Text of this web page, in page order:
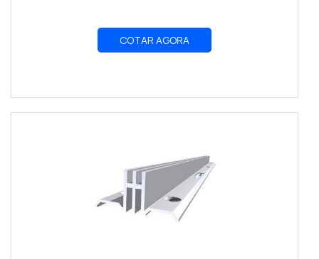
COTAR AGORA